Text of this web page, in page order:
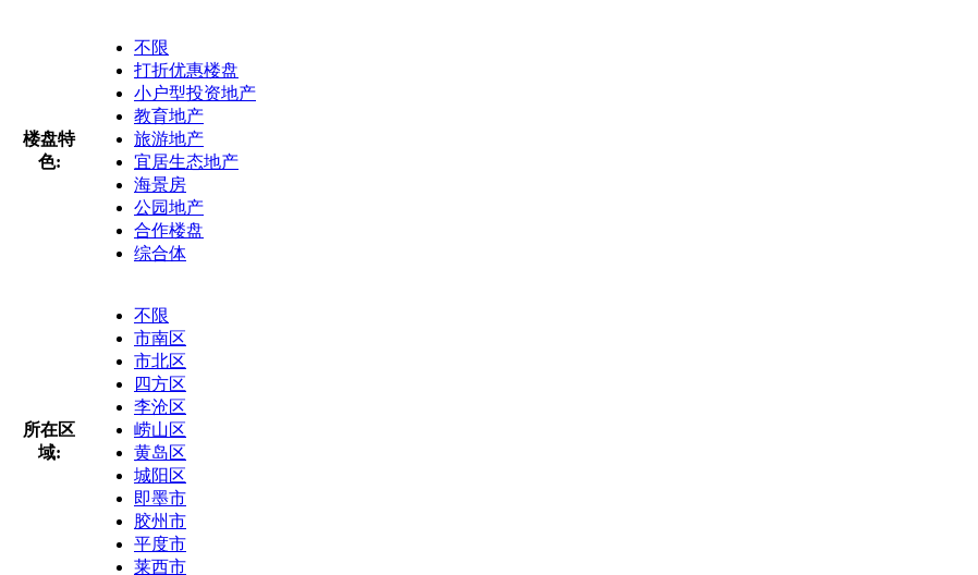
楼盘特
色:
不限
打折优惠楼盘
小户型投资地产
教育地产
旅游地产
宜居生态地产
海景房
公园地产
合作楼盘
综合体
所在区
域:
不限
市南区
市北区
四方区
李沧区
崂山区
黄岛区
城阳区
即墨市
胶州市
平度市
莱西市